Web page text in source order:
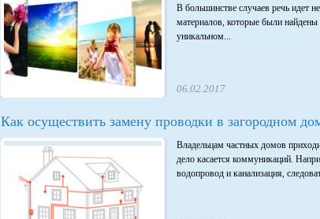
В большинстве случаев речь идет
материалов, которые были
уникальном...
06.02.2017
Как осуществить замену проводки в загородном
Владельцам частных домов
дело касается коммуникаций.
водопровод и канализация,